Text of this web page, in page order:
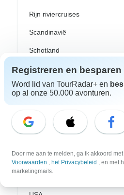
Rijn riviercruises
Scandinavië
Schotland
Spanje
Turkije
Canada
Mexico
Peru
Registreren en besparen
Word lid van TourRadar+ en
op al onze 50.000 avonturen.
Door me aan te melden, ga ik akkoord met
Voorwaarden , het Privacybeleid , en met
marketingmails.